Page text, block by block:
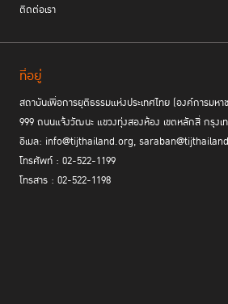
ติดต่อเรา
ที่อยู่
สถาบันเพื่อการยุติธรรมแห่งประเทศไทย (องค์การมหา
999 ถนนแจ้งวัฒนะ แขวงทุ่งสองห้อง เขตหลักสี่ กรุงเ
อีเมล: info@tijthailand.org,
โทรศัพท์ : 02-522-1199
โทรสาร : 02-522-1198